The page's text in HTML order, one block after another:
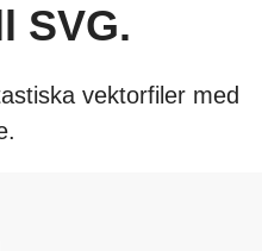
SVG.
vektorfiler med